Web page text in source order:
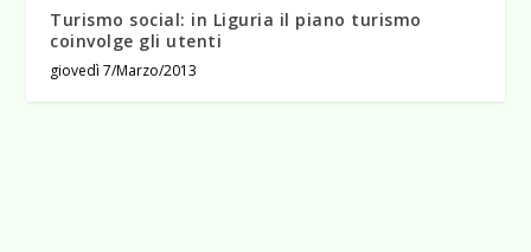
Turismo social: in Liguria il piano turismo
coinvolge gli utenti
giovedì 7/Marzo/2013